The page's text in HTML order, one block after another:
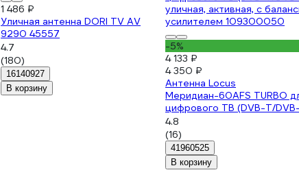
1 486 ₽
Уличная антенна DORI TV AV
9290 45557
4.7
(180)
16140927
В корзину
-5%
4 133 ₽
4 350 ₽
Антенна Locus
Меридиан-60AFS TURBO
цифрового ТВ (DVB-T/
уличная, активная, с
усилителем 109300050
4.8
(16)
41960525
В корзину